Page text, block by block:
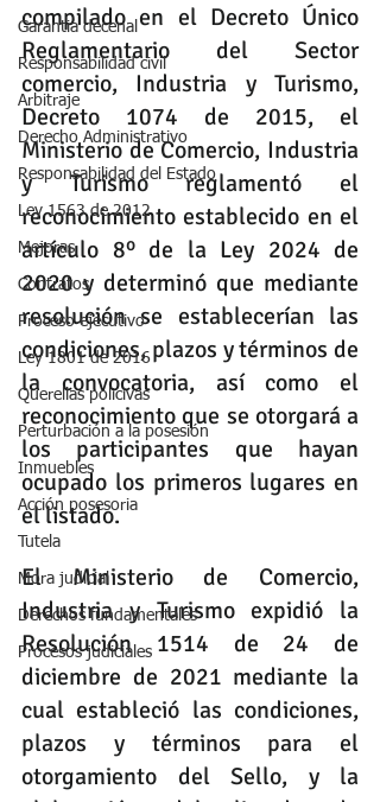
Garantia decenal
Responsabilidad civil
Arbitraje
Derecho Administrativo
Responsabilidad del Estado
Ley 1563 de 2012
Mejoras
Contratos
Proceso ejecutivo
Ley 1801 de 2016
Querellas policivas
Perturbación a la posesión
Inmuebles
Acción posesoria
Tutela
Mora judicial
Derechos fundamentales
Procesos judiciales
compilado en el Decreto Único
Reglamentario del Sector
Decreto 1074 de 2015, el
Ministerio de Comercio, Industria
y Turismo reglamentó el
artículo 8º de la Ley 2024 de
2020 y determinó que mediante
resolución se establecerían las
condiciones, plazos y términos de
la convocatoria, así como el
reconocimiento que se otorgará a
los participantes que hayan
ocupado los primeros lugares en
el listado.
El Ministerio de Comercio,
Industria y Turismo expidió la
Resolución 1514 de 24 de
diciembre de 2021 mediante la
cual estableció las condiciones,
plazos y términos para el
otorgamiento del Sello, y la